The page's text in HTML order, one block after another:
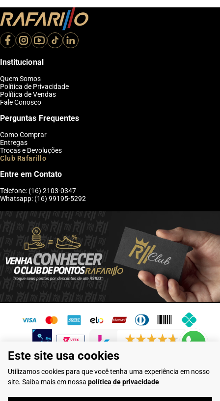
Este site usa cookies
Utilizamos cookies para que você tenha uma experiência em nosso
site. Saiba mais em nossa política de privacidade
Institucional
Quem Somos
Política de Privacidade
Política de Vendas
Fale Conosco
Perguntas Frequentes
Como Comprar
Entregas
Trocas e Devoluções
Club Rafarillo
Entre em Contato
Telefone: (16) 2103-0347
Whatsapp: (16) 99195-5292
Flamarian Comércio de Calçados LTDA - CNPJ: 10.913.950/0001-60 -
Rua Evangelista de Lima, 710 - Franca/SP
Coronel Tamarindo, 2435 - Franca/SP